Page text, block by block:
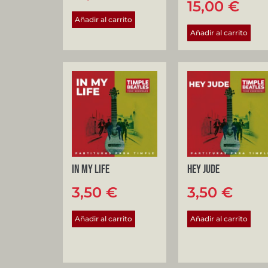
Añadir al carrito
15,00€
Añadir al carrito
In my life
3,50 €
Añadir al carrito
Hey Jude
3,50€
Añadir al carrito